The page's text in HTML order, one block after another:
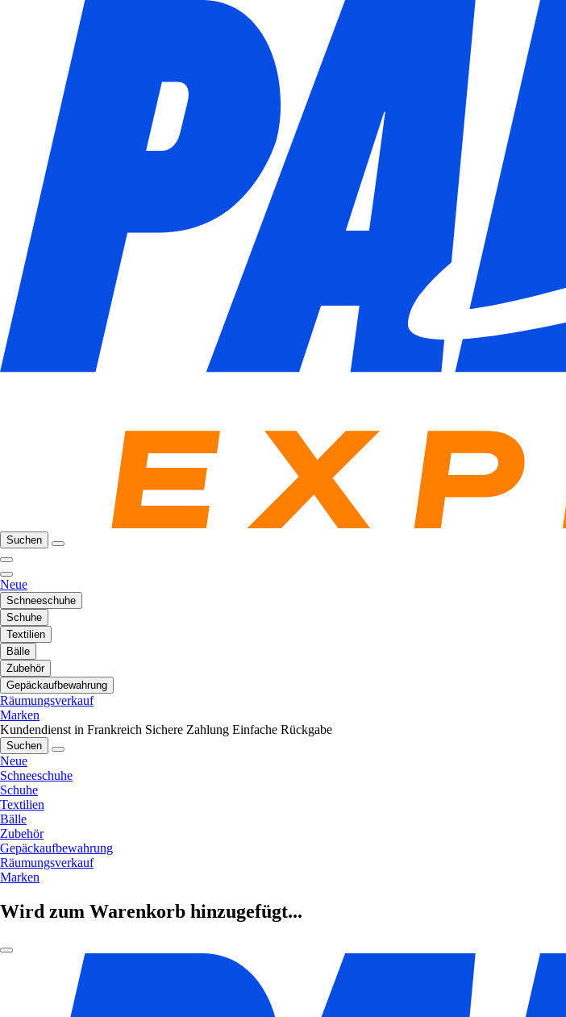
Suchen
Neue
Schneeschuhe
Schuhe
Textilien
Bälle
Zubehör
Gepäckaufbewahrung
Räumungsverkauf
Marken
Kundendienst in Frankreich Sichere Zahlung Einfache Rückgabe
Suchen
Neue
Schneeschuhe
Schuhe
Textilien
Bälle
Zubehör
Gepäckaufbewahrung
Räumungsverkauf
Marken
Wird zum Warenkorb hinzugefügt...